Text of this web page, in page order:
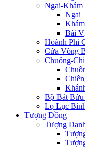
Ngai-
Ngai
Bài
Hoành Phi
Cửa Võng
Chuông-
Bộ Bát
Lọ Lục
Tượng Đồng
Tượng